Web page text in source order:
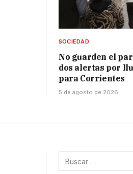
SOCIEDAD
No guarden el
dos alertas por
para Corrientes
5 de agosto de 2026